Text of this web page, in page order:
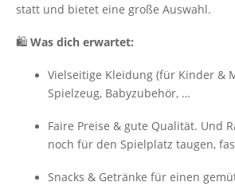
statt und bietet eine große Auswahl.
🛍️ Was dich erwartet:
Vielseitige Kleidung (für Kinder &
Spielzeug, Babyzubehör, …
Faire Preise & gute Qualität. Und
noch für den Spielplatz taugen,
Snacks & Getränke für einen